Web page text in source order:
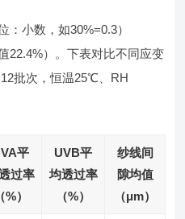
：小数，如30%=0.3）
22.4%）。下表对比不同应变
批次，恒温25℃、RH
平
过率
（%）
UVB平
均透过率
（%）
纱线间
隙均值
（μm）